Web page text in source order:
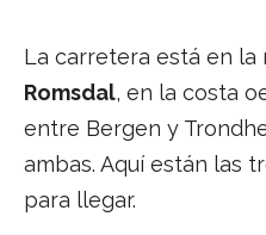
La carretera está en la
Romsdal, en la costa
entre Bergen y
ambas. Aquí están las
para llegar.